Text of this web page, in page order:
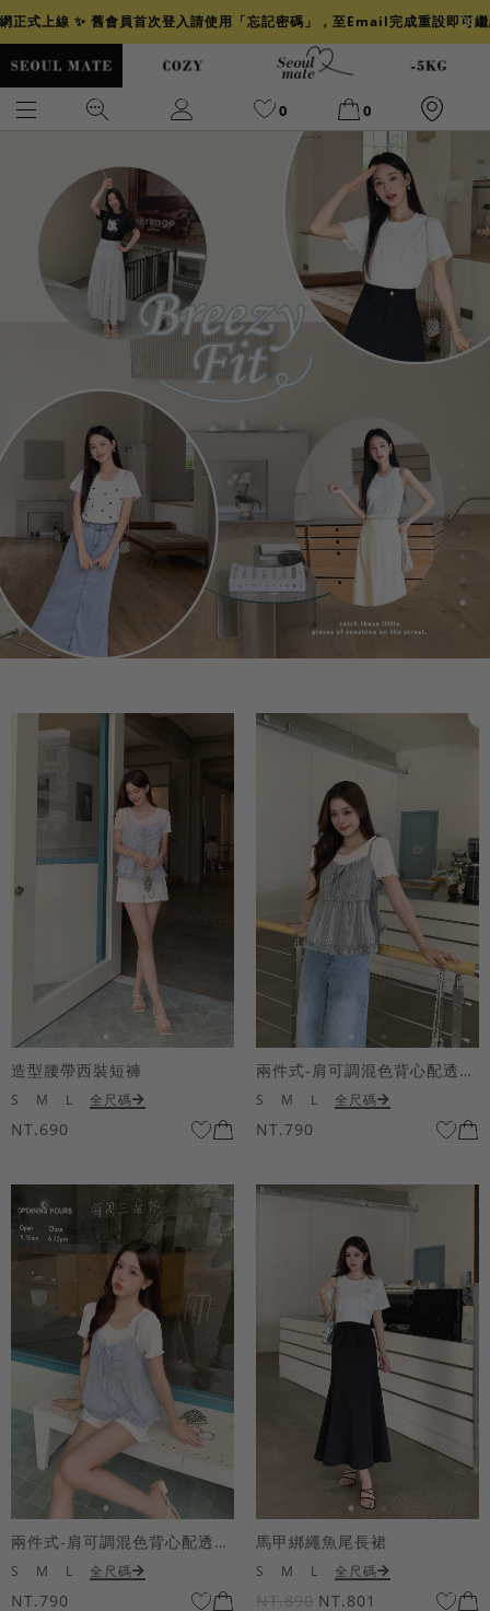
正式上線 ✨ 舊會員首次登入請使用「忘記密碼」，至Email完成重設即可
0 0
背心 舒芙蕾
小香風 牛仔
褲裙 牛仔裙 冰感
造型腰帶西裝短褲
S M L 全尺碼
NT.690
兩件式-肩可調混色背心配透膚短袖上衣
S M L 全尺碼
NT.790
兩件式-肩可調混色背心配透膚短袖上衣
S M L 全尺碼
NT.790
馬甲綁繩魚尾長裙
S M L 全尺碼
NT.890 NT.801